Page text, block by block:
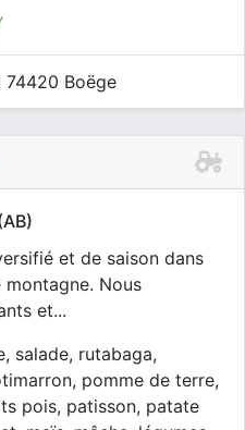
74420 Boëge
et de saison dans
Nous
et...
salade, rutabaga,
pomme de terre,
pois, patisson, patate